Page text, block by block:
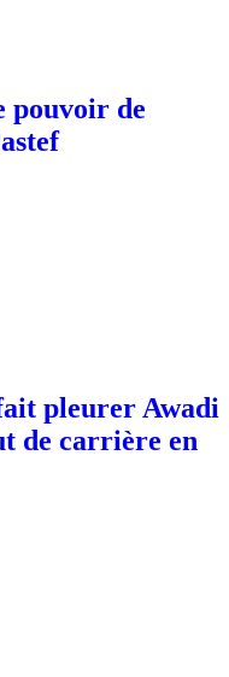
pouvoir de
pleurer Awadi
de carrière en